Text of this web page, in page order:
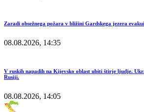
Zaradi obsežnega požara v bližini Gardskega jezera
08.08.2026, 14:35
V ruskih napadih na Kijevsko oblast ubiti štirje ljudje.
Rusiji.
08.08.2026, 14:05